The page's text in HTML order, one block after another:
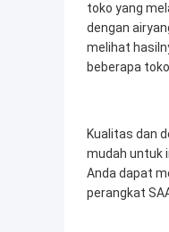
toko yang
dengan
melihat
beberapa
Kualitas dan
mudah untuk
Anda dapat
perangkat